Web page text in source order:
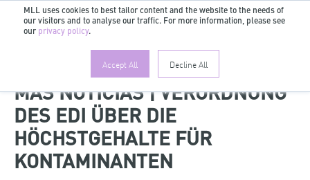
MLL uses cookies to best tailor content and the website to the needs of
our visitors and to analyse our traffic. For more information, please see
our privacy policy.
Accept All Decline All
ES
MÁS NOTICIAS | VERORDNUNG
DES EDI ÜBER DIE
HÖCHSTGEHALTE FÜR
KONTAMINANTEN